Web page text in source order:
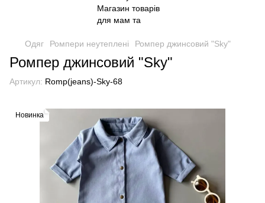
Одяг Ромпери неутеплені Ромпер джинсовий "Sky"
Ромпер джинсовий "Sky"
Артикул: Romp(jeans)-Sky-68
Новинка